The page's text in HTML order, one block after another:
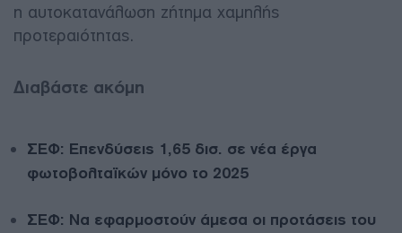
η αυτοκατανάλωση ζήτημα χαμηλής
προτεραιότητας.
Διαβάστε ακόμη
ΣΕΦ: Επενδύσεις 1,65 δισ. σε νέα έργα
φωτοβολταϊκών μόνο το 2025
ΣΕΦ: Να εφαρμοστούν άμεσα οι προτάσεις του